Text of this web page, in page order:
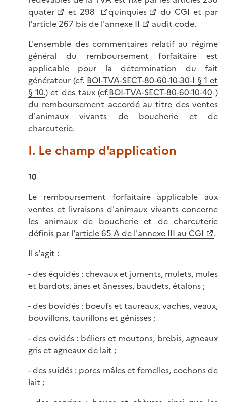
quater
et 298 quinquies
du CGI et par
l'article 267 bis de l'annexe II
audit code.
L'ensemble des commentaires relatif au régime
général du remboursement forfaitaire est
applicable pour la détermination du fait
générateur (cf. BOI-TVA-SECT-80-60-10-30-I § 1 et
§ 10.) et des taux (cf.BOI-TVA-SECT-80-60-10-40 )
du remboursement accordé au titre des ventes
d'animaux vivants de boucherie et de
charcuterie.
I. Le champ d'application
10
Le remboursement forfaitaire applicable aux
ventes et livraisons d'animaux vivants concerne
les animaux de boucherie et de charcuterie
définis par l'article 65 A de l'annexe III au CGI
.
Il s'agit :
- des équidés : chevaux et juments, mulets, mules
et bardots, ânes et ânesses, baudets, étalons ;
- des bovidés : boeufs et taureaux, vaches, veaux,
bouvillons, taurillons et génisses ;
- des ovidés : béliers et moutons, brebis, agneaux
gris et agneaux de lait ;
- des suidés : porcs mâles et femelles, cochons de
lait ;